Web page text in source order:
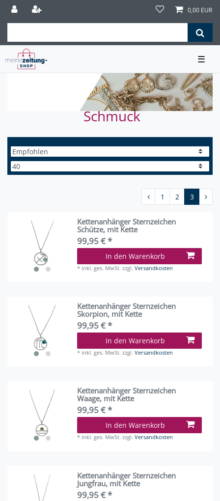
0,00 EUR
☰
Schmuck
1 2 3
Kettenanhänger Sternzeichen
Schütze, mit Kette
99,95 € *
In den Warenkorb
* inkl. ges. MwSt. zzgl.Versandkosten
Kettenanhänger Sternzeichen
Skorpion, mit Kette
99,95 € *
In den Warenkorb
* inkl. ges. MwSt. zzgl.Versandkosten
Kettenanhänger Sternzeichen
Waage, mit Kette
99,95 € *
In den Warenkorb
* inkl. ges. MwSt. zzgl.Versandkosten
Kettenanhänger Sternzeichen
Jungfrau, mit Kette
99,95 € *